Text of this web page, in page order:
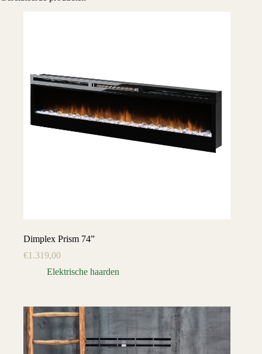
Dimplex Prism 74”
€1.319,00
Elektrische haarden